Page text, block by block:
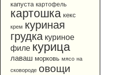
капуста картофель
картошка кекс
крем куриная
грудка куриное
филе курица
лаваш морковь мясо на
сковороде овощи